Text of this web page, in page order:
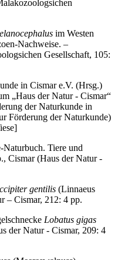
im Westen
Nachweise. –
Gesellschaft, 105:
in Cismar e.V. (Hrsg.)
„Haus der Natur - Cismar“
der Naturkunde in
Förderung der Naturkunde)
Naturbuch. Tiere und
Cismar (Haus der Natur -
gentilis (Linnaeus
– Cismar, 212: 4 pp.
Lobatus gigas
der Natur - Cismar, 209: 4